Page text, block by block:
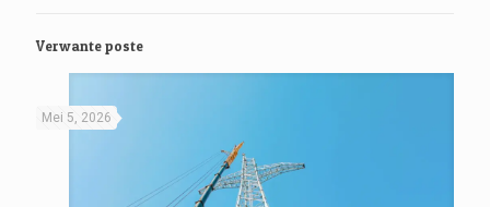
Verwante poste
Mei 5, 2026